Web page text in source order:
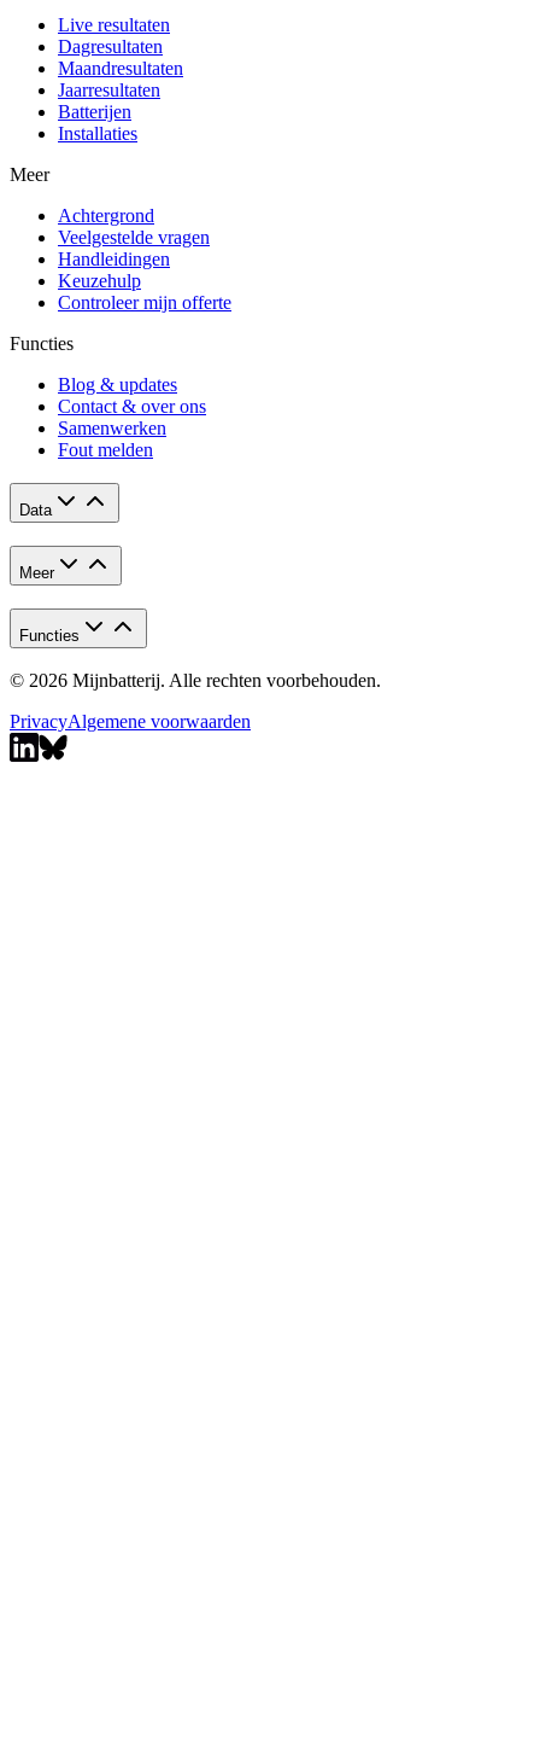
Live resultaten
Dagresultaten
Maandresultaten
Jaarresultaten
Batterijen
Installaties
Meer
Achtergrond
Veelgestelde vragen
Handleidingen
Keuzehulp
Controleer mijn offerte
Functies
Blog & updates
Contact & over ons
Samenwerken
Fout melden
Data
Meer
Functies
© 2026 Mijnbatterij. Alle rechten voorbehouden.
PrivacyAlgemene voorwaarden